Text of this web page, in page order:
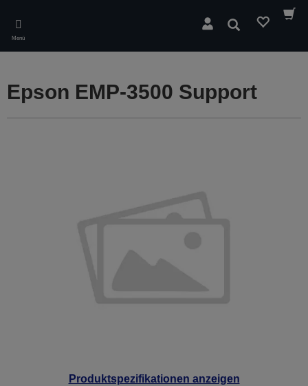
main
content
Menü
Suchen
Produktspezifikationen anzeigen
Epson EMP-3500 Support